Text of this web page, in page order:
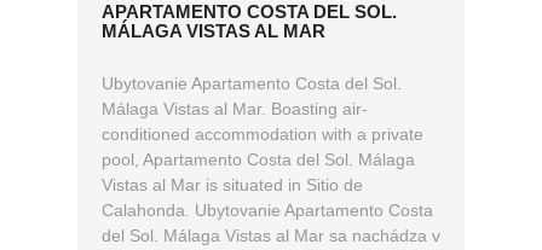
APARTAMENTO COSTA DEL SOL.
MÁLAGA VISTAS AL MAR
Ubytovanie Apartamento Costa del Sol.
Málaga Vistas al Mar. Boasting air-
conditioned accommodation with a private
pool, Apartamento Costa del Sol. Málaga
Vistas al Mar is situated in Sitio de
Calahonda. Ubytovanie Apartamento Costa
del Sol. Málaga Vistas al Mar sa nachádza v